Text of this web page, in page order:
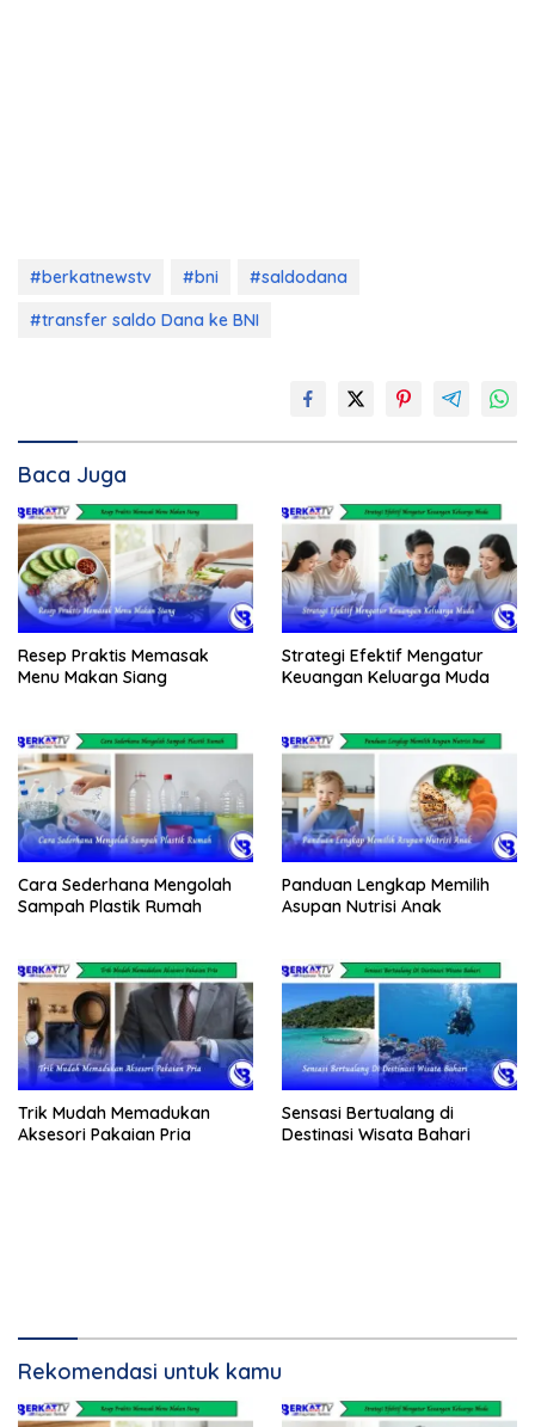
#berkatnewstv #bni
#saldodana
#transfer saldo Dana ke BNI
Baca Juga
Resep Praktis Memasak
Menu Makan Siang
Strategi Efektif Mengatur
Keuangan Keluarga Muda
Cara Sederhana Mengolah
Sampah Plastik Rumah
Panduan Lengkap Memilih
Asupan Nutrisi Anak
Trik Mudah Memadukan
Aksesori Pakaian Pria
Sensasi Bertualang di
Destinasi Wisata Bahari
Rekomendasi untuk kamu